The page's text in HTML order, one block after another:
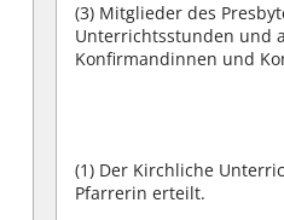
(3) Mitglieder des
Unterrichtsstunden und
Konfirmandinnen und
(1) Der Kirchliche
Pfarrerin erteilt.